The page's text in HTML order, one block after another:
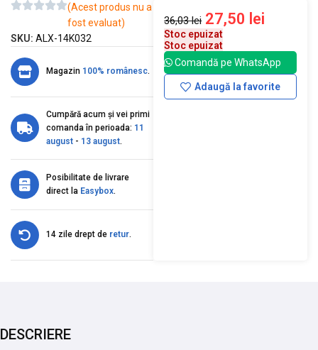
(Acest produs nu a
fost evaluat)
SKU: ALX-14K032
Magazin 100% românesc.
Cumpără acum și vei primi
comanda în perioada: 11
august - 13 august.
Posibilitate de livrare
direct la Easybox.
14 zile drept de retur.
36,03lei 27,50 lei
Stoc epuizat
Stoc epuizat
Comandă pe WhatsApp
Adaugă la favorite
DESCRIERE